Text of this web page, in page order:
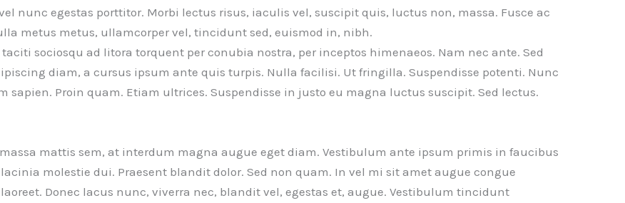
nunc egestas porttitor. Morbi lectus risus, iaculis vel, suscipit quis, luctus non, massa. Fusce ac
metus metus, ullamcorper vel, tincidunt sed, euismod in, nibh.
sociosqu ad litora torquent per conubia nostra, per inceptos himenaeos. Nam nec ante. Sed
diam, a cursus ipsum ante quis turpis. Nulla facilisi. Ut fringilla. Suspendisse potenti. Nunc
Proin quam. Etiam ultrices. Suspendisse in justo eu magna luctus suscipit. Sed lectus.
mattis sem, at interdum magna augue eget diam. Vestibulum ante ipsum primis in faucibus
molestie dui. Praesent blandit dolor. Sed non quam. In vel mi sit amet augue congue
Donec lacus nunc, viverra nec, blandit vel, egestas et, augue. Vestibulum tincidunt